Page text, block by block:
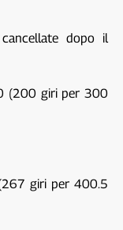
dopo il
(200 giri per 300
giri per 400.5